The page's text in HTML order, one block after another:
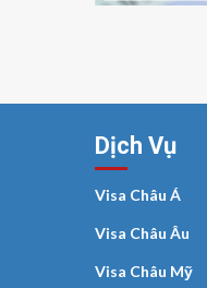
Dịch Vụ
Visa Châu Á
Visa Châu Âu
Visa Châu Mỹ